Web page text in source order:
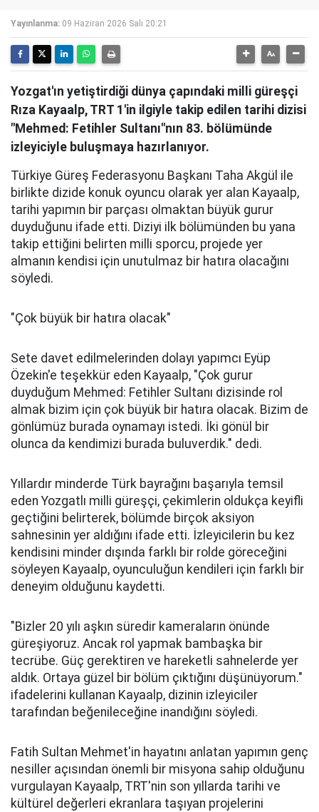
Yayınlanma: 09 Haziran 2026 Salı 20:21
Yozgat'ın yetiştirdiği dünya çapındaki milli güreşçi
Rıza Kayaalp, TRT 1'in ilgiyle takip edilen tarihi dizisi
"Mehmed: Fetihler Sultanı"nın 83. bölümünde
izleyiciyle buluşmaya hazırlanıyor.
Türkiye Güreş Federasyonu Başkanı Taha Akgül ile
birlikte dizide konuk oyuncu olarak yer alan Kayaalp,
tarihi yapımın bir parçası olmaktan büyük gurur
duyduğunu ifade etti. Diziyi ilk bölümünden bu yana
takip ettiğini belirten milli sporcu, projede yer
almanın kendisi için unutulmaz bir hatıra olacağını
söyledi.
"Çok büyük bir hatıra olacak"
Sete davet edilmelerinden dolayı yapımcı Eyüp
Özekin'e teşekkür eden Kayaalp, "Çok gurur
duyduğum Mehmed: Fetihler Sultanı dizisinde rol
almak bizim için çok büyük bir hatıra olacak. Bizim de
gönlümüz burada oynamayı istedi. İki gönül bir
olunca da kendimizi burada buluverdik." dedi.
Yıllardır minderde Türk bayrağını başarıyla temsil
eden Yozgatlı milli güreşçi, çekimlerin oldukça keyifli
geçtiğini belirterek, bölümde birçok aksiyon
sahnesinin yer aldığını ifade etti. İzleyicilerin bu kez
kendisini minder dışında farklı bir rolde göreceğini
söyleyen Kayaalp, oyunculuğun kendileri için farklı bir
deneyim olduğunu kaydetti.
"Bizler 20 yılı aşkın süredir kameraların önünde
güreşiyoruz. Ancak rol yapmak bambaşka bir
tecrübe. Güç gerektiren ve hareketli sahnelerde yer
aldık. Ortaya güzel bir bölüm çıktığını düşünüyorum."
ifadelerini kullanan Kayaalp, dizinin izleyiciler
tarafından beğenileceğine inandığını söyledi.
Fatih Sultan Mehmet'in hayatını anlatan yapımın genç
nesiller açısından önemli bir misyona sahip olduğunu
vurgulayan Kayaalp, TRT'nin son yıllarda tarihi ve
kültürel değerleri ekranlara taşıyan projelerini